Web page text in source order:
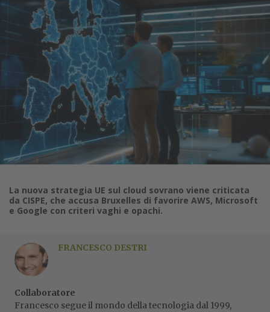
La nuova strategia UE sul cloud sovrano viene criticata
da CISPE, che accusa Bruxelles di favorire AWS, Microsoft
e Google con criteri vaghi e opachi.
FRANCESCO DESTRI
Collaboratore
Francesco segue il mondo della tecnologia dal 1999,